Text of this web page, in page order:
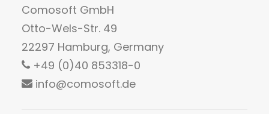
Comosoft GmbH
Otto-Wels-Str. 49
22297 Hamburg, Germany
+49 (0)40 853318-0
info@comosoft.de